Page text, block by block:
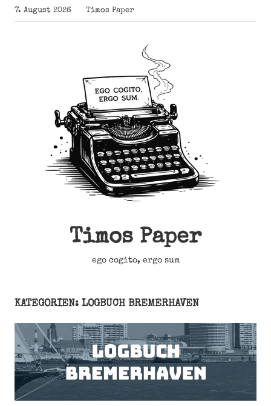
Zum
Inhalt
7. August 2026 Timos Paper
Timos Paper
ego cogito, ergo sum
KATEGORIEN: LOGBUCH BREMERHAVEN